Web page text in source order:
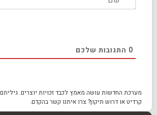
0 התגובות שלכם
מערכת החדשות עושה מאמץ לכבד זכויות יוצרים.
קרדיט או דרוש תיקון? צרו איתנו קשר בהקדם.